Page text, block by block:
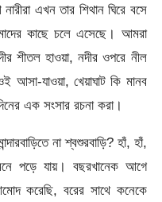
এখন তার শিথান ঘিরে বসে
কাছে চলে এসেছে। আমরা
শীতল হাওয়া, নদীর ওপরে নীল
যাওয়া, খেয়াঘাট কি মানব
এক সংসার রচনা করা।
না শ্বশুরবাড়ি? হাঁ, হাঁ,
পড়ে যায়। বছরখানেক আগে
করেছি, বরের সাথে কনেকে